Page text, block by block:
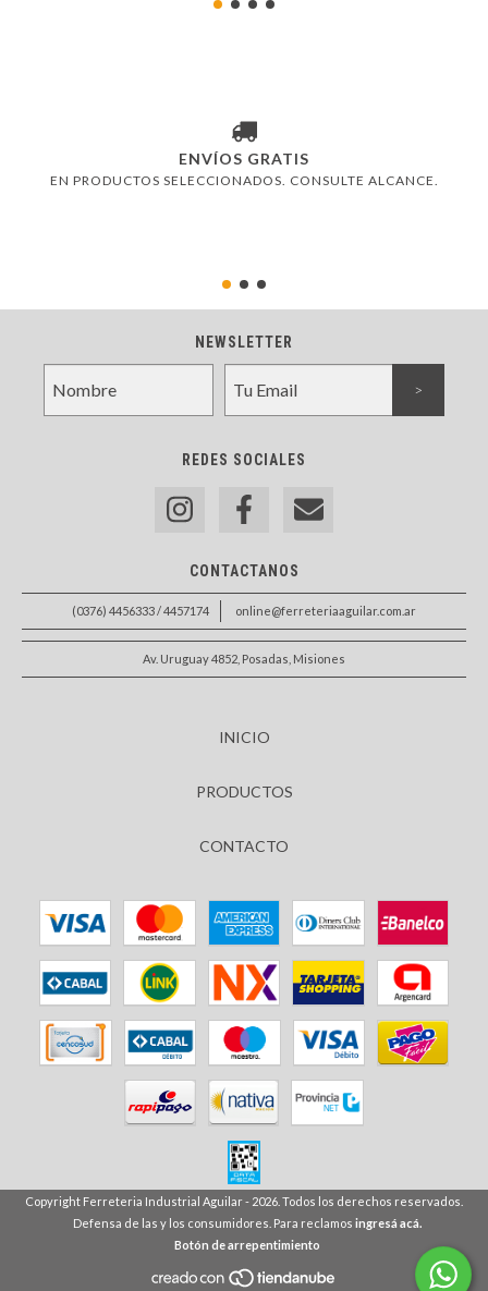
ENVÍOS GRATIS
EN PRODUCTOS SELECCIONADOS. CONSULTE ALCANCE.
NEWSLETTER
REDES SOCIALES
CONTACTANOS
(0376) 4456333 / 4457174 online@ferreteriaaguilar.com.ar
Av. Uruguay 4852, Posadas, Misiones
INICIO
PRODUCTOS
CONTACTO
Copyright Ferreteria Industrial Aguilar - 2026. Todos los derechos reservados.
Defensa de las y los consumidores. Para reclamos ingresá acá.
Botón de arrepentimiento